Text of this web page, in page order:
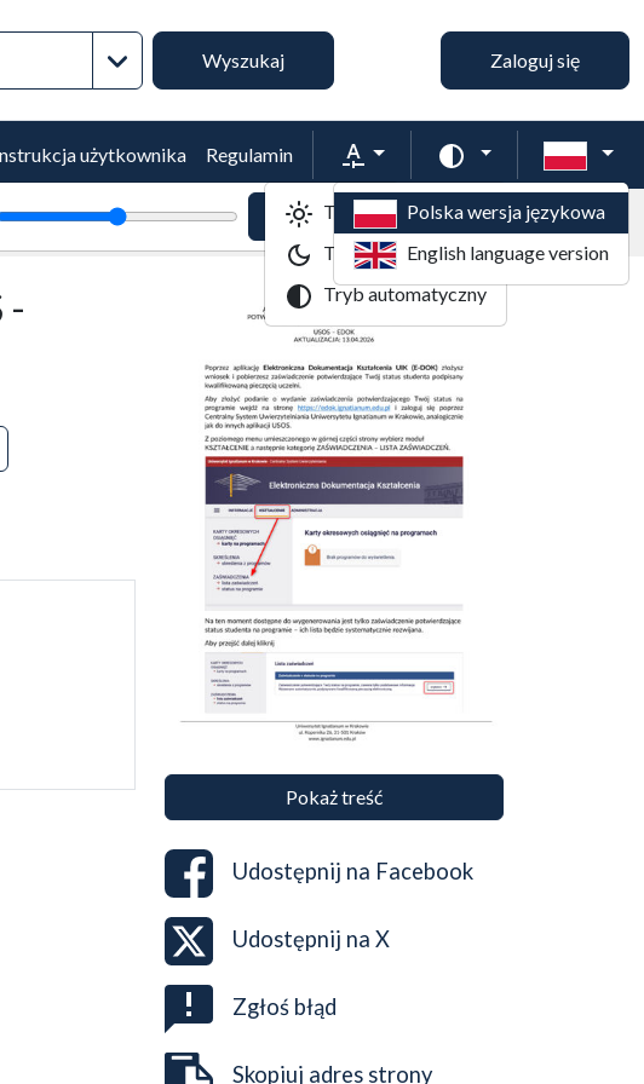
Wyszukiwanie zaawansowane
Wyszukaj Zaloguj się
użytkownika Regulamin Rozmiar tekstu
tekstu Powiększenie tekstu
Domyślny rozmiar tekstu
Zmień schemat
Tryb jasny
Tryb ciemny
Tryb automatyczny
Polska wersja językowa
English language version
-
Pokaż treść
Udostępnij na Facebook
Udostępnij na X
Zgłoś błąd
Skopiuj adres strony